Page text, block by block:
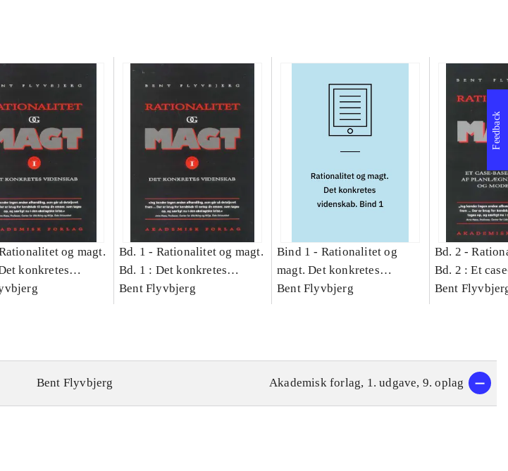
og magt.
konkretes
Bd. 1 - Rationalitet og magt.
Bd. 1 : Det konkretes
videnskab
Bent Flyvbjerg
Bind 1 - Rationalitet og
magt. Det konkretes
videnskab. Bind 1
Bent Flyvbjerg
Bd. 2 -
Bd. 2 : Et
studie af
Bent
Bent Flyvbjerg Akademisk forlag, 1. udgave, 9. oplag
Feedback